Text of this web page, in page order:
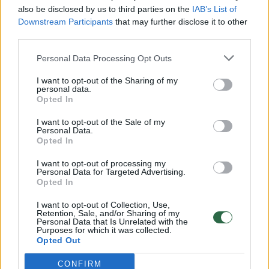
also be disclosed by us to third parties on the IAB’s List of
Downstream Participants that may further disclose it to other
Personal Data Processing Opt Outs
I want to opt-out of the Sharing of my
personal data.
Opted In
I want to opt-out of the Sale of my
Personal Data.
Opted In
I want to opt-out of processing my
Personal Data for Targeted Advertising.
Opted In
I want to opt-out of Collection, Use,
Retention, Sale, and/or Sharing of my
Personal Data that Is Unrelated with the
Purposes for which it was collected.
Opted Out
CONFIRM
Žinios | Lietuvos diena
00:00:57
Savaitės vidurys nusimato karštas: temperatūra kils iki
32 laipsnių šilumos
Žinios | Orai
00:15:54
V. Zalužno pasisakymą laiko bandymu įsitvirtinti
Laidos | Nauja diena
Nufilmavo, kaip patvino Vilniaus Vakarinis aplinkkelis:
vaizdas pribloškia
Žinios | Lietuvos diena